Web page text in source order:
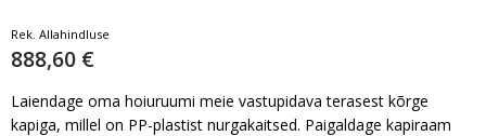
Rek. Allahindluse
888,60 €
Laiendage oma hoiuruumi meie vastupidava terasest kõrge
kapiga, millel on PP-plastist nurgakaitsed. Paigaldage kapiraam